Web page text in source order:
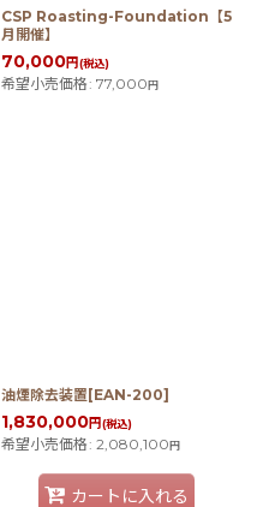
CSP Roasting-Foundation【5
月開催】
70,000円(税込)
希望小売価格: 77,000円
油煙除去装置[EAN-200]
1,830,000円(税込)
希望小売価格: 2,080,100円
カートに入れる